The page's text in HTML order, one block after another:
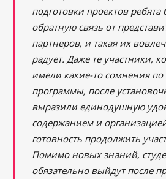
подготовки проектов ребята
обратную связь от
партнеров, и такая их
радует. Даже те участники,
имели какие-то сомнения по
программы, после
выразили единодушную
содержанием и
готовность продолжить
Помимо новых знаний,
обязательно выйдут после